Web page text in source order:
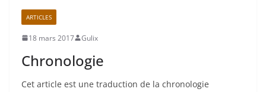
ARTICLES
18 mars 2017 Gulix
Chronologie
Cet article est une traduction de la chronologie